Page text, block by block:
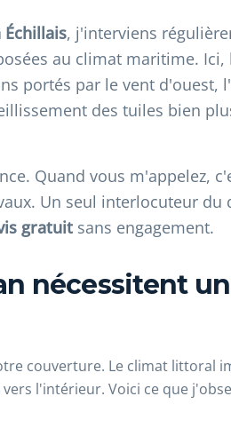
Échillais, j'interviens
au climat maritime.
portés par le vent d'ouest,
des tuiles bien
Quand vous m'appelez,
Un seul interlocuteur du
gratuit sans engagement.
nécessitent
couverture. Le climat littoral
l'intérieur. Voici ce que